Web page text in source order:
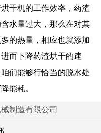
干机的工作效率，药渣
水量过大，那么在对其
的热量，相应也就添加
而下降药渣烘干的速
们能够行恰当的脱水处
能耗。
制造有限公司